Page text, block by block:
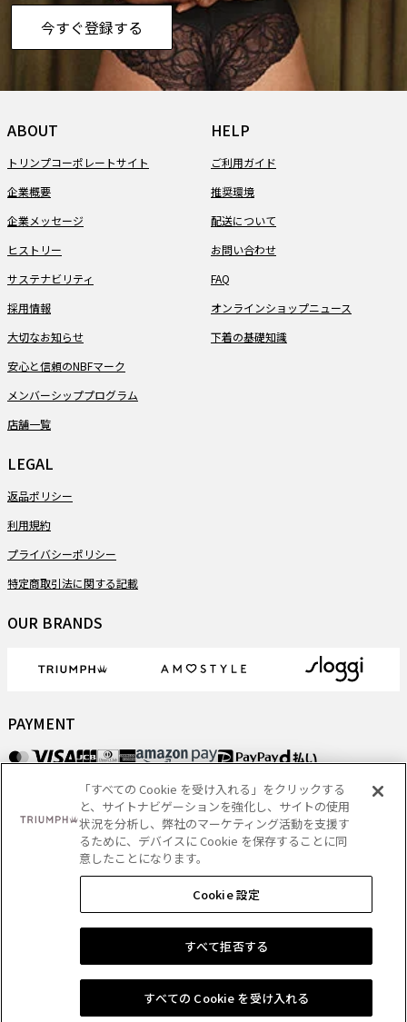
ショッピングバッグに追加する
今すぐ登録する
ABOUT
トリンプコーポレートサイト
企業概要
企業メッセージ
ヒストリー
サステナビリティ
採用情報
大切なお知らせ
安心と信頼のNBFマーク
メンバーシッププログラム
店舗一覧
HELP
ご利用ガイド
推奨環境
配送について
お問い合わせ
FAQ
オンラインショップニュース
下着の基礎知識
LEGAL
返品ポリシー
利用規約
プライバシーポリシー
特定商取引法に関する記載
OUR BRANDS
PAYMENT
「すべての Cookie を受け入れる」をクリックする
と、サイトナビゲーションを強化し、サイトの使用
状況を分析し、弊社のマーケティング活動を支援す
るために、デバイスに Cookie を保存することに同
意したことになります。
Cookie 設定
すべて拒否する
すべての Cookie を受け入れる